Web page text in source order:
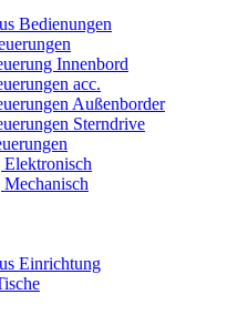
Bedienungen
Innenbord
acc.
Außenborder
Sterndrive
Einrichtung